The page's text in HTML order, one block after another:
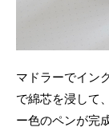
マドラーでイン
で綿芯を浸して
ー色のペンが完